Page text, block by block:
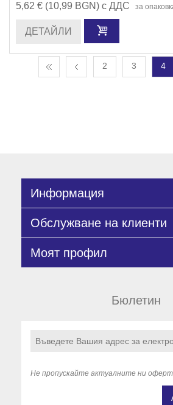
5,62 € (10,99 BGN) с ДДС за
ДЕТАЙЛИ
2 3 4
Информация
Обслужване на клиенти
Моят профил
Бюлетин
Не пропускайте актуалните ни